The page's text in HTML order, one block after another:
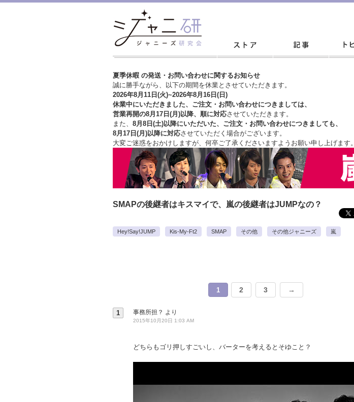
夏季休暇 の発送・お問い合わせに関するお知らせ
誠に勝手ながら、以下の期間を休業とさせていただきます。
2026年8月11日(火)~2026年8月16日(日)
休業中にいただきました、ご注文・お問い合わせにつきましては、
営業再開の8月17日(月)以降、順に対応させていただきます。
また、 8月8日(土)以降にいただいた、ご注文・ お問い合わせにつきましても、
8月17日(月)以降に対応させていただく場合がございます。
大変ご迷惑をおかけしますが、 何卒ご了承くださいますようお願い申し上げます。
SMAPの後継者はキスマイで、嵐の後継者はJUMPなの？
Hey!Say!JUMP Kis-My-Ft2 SMAP その他 その他ジャニーズ 嵐
1 2 3 →
1 事務所担？ より
2015年10月20日 1:03 AM
どちらもゴリ押しすごいし、バーターを考えるとそゆこと？